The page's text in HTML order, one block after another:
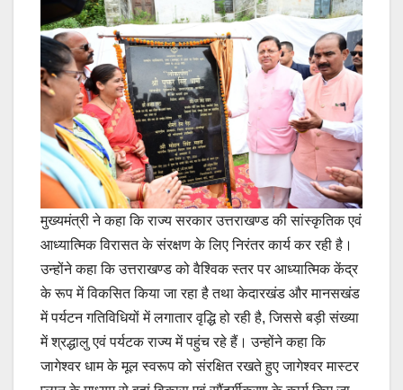
मुख्यमंत्री ने कहा कि राज्य सरकार उत्तराखण्ड की सांस्कृतिक एवं
आध्यात्मिक विरासत के संरक्षण के लिए निरंतर कार्य कर रही है।
उन्होंने कहा कि उत्तराखण्ड को वैश्विक स्तर पर आध्यात्मिक केंद्र
के रूप में विकसित किया जा रहा है तथा केदारखंड और मानसखंड
में पर्यटन गतिविधियों में लगातार वृद्धि हो रही है, जिससे बड़ी संख्या
में श्रद्धालु एवं पर्यटक राज्य में पहुंच रहे हैं। उन्होंने कहा कि
जागेश्वर धाम के मूल स्वरूप को संरक्षित रखते हुए जागेश्वर मास्टर